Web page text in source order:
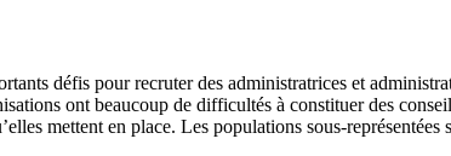
défis pour recruter des administratrices et
ont beaucoup de difficultés à constituer des
mettent en place. Les populations sous-représentées